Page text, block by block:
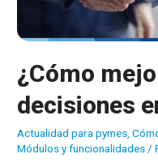
¿Cómo
decisiones
Actualidad para pymes,
Módulos y funcionalidades/